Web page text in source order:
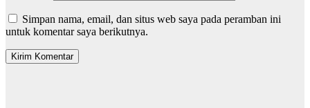
Simpan nama, email, dan situs web saya pada peramban ini
untuk komentar saya berikutnya.